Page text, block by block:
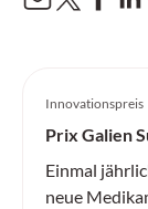
Innovationspreis
Prix Galien
Einmal
neue